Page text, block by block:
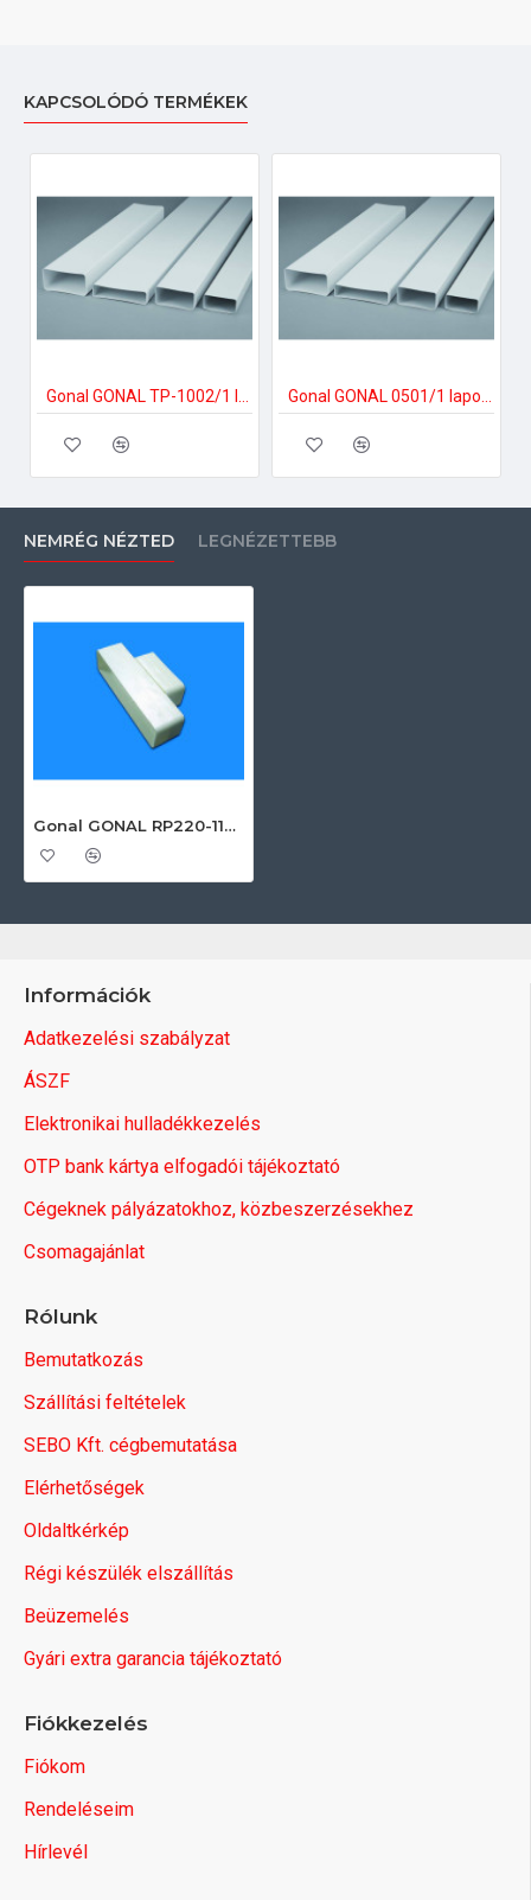
KAPCSOLÓDÓ TERMÉKEK
NEMRÉG NÉZTED LEGNÉZETTEBB
Gonal GONAL RP220-110 - szűkítő idom 55x220 / 55x110 125-ös páraelszívóhoz
Információk
Adatkezelési szabályzat
ÁSZF
Elektronikai hulladékkezelés
OTP bank kártya elfogadói tájékoztató
Cégeknek pályázatokhoz, közbeszerzésekhez
Csomagajánlat
Rólunk
Bemutatkozás
Szállítási feltételek
SEBO Kft. cégbemutatása
Elérhetőségek
Oldaltkérkép
Régi készülék elszállítás
Beüzemelés
Gyári extra garancia tájékoztató
Fiókkezelés
Fiókom
Rendeléseim
Hírlevél